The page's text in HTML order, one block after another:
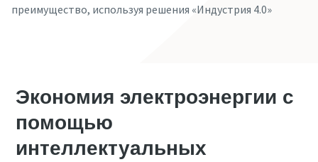
преимущество, используя решения «Индустрия 4.0»
Экономия электроэнергии с
помощью
интеллектуальных